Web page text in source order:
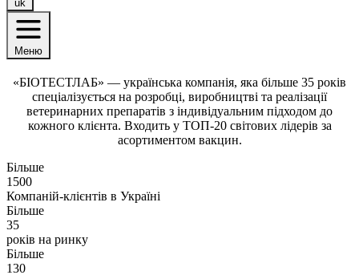
uk
Меню
«БІОТЕСТЛАБ» — українська компанія, яка більше 35 років
спеціалізується на розробці, виробництві та реалізації
ветеринарних препаратів з індивідуальним підходом до
кожного клієнта. Входить у ТОП-20 світових лідерів за
асортиментом вакцин.
Більше
1500
Компаній-клієнтів в Україні
Більше
35
років на ринку
Більше
130